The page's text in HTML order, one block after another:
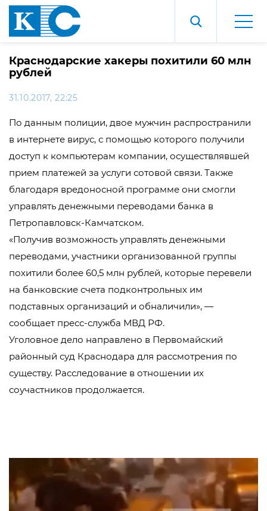
Краснодарские хакеры похитили 60 млн
рублей
31.10.2017, 22:25
По данным полиции, двое мужчин распространили
в интернете вирус, с помощью которого получили
доступ к компьютерам компании, осуществлявшей
прием платежей за услуги сотовой связи. Также
благодаря вредоносной программе они смогли
управлять денежными переводами банка в
Петропавловск-Камчатском.
«Получив возможность управлять денежными
переводами, участники организованной группы
похитили более 60,5 млн рублей, которые перевели
на банковские счета подконтрольных им
подставных организаций и обналичили», —
сообщает пресс-служба МВД РФ.
Уголовное дело направлено в Первомайский
районный суд Краснодара для рассмотрения по
существу. Расследование в отношении их
соучастников продолжается.